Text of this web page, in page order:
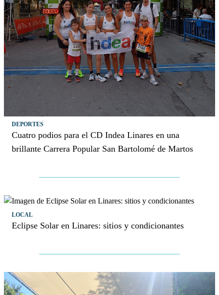
DEPORTES
Cuatro podios para el CD Indea Linares en una
brillante Carrera Popular San Bartolomé de Martos
LOCAL
Eclipse Solar en Linares: sitios y condicionantes